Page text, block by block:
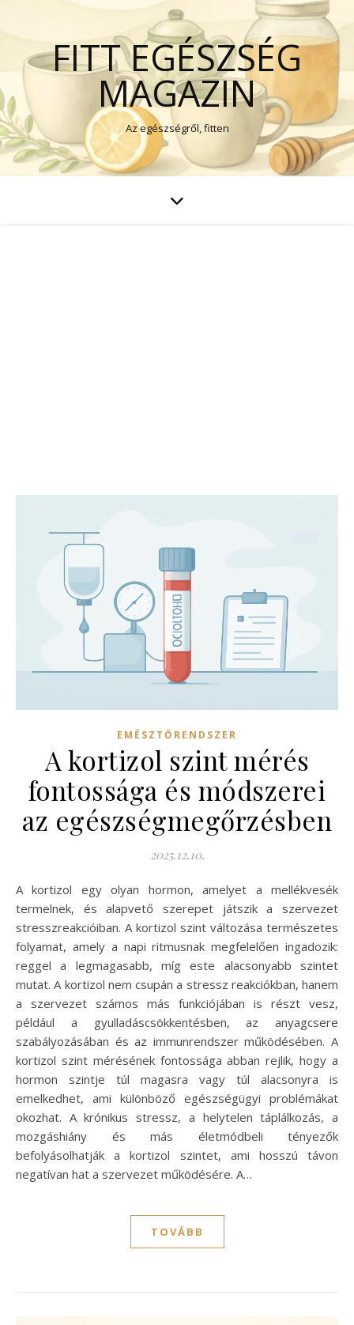
FITT EGÉSZSÉG
MAGAZIN
Az egészségről, fitten
EMÉSZTŐRENDSZER
A kortizol szint mérés
fontossága és módszerei
az egészségmegőrzésben
2025.12.10.
A kortizol egy olyan hormon, amelyet a mellékvesék
termelnek, és alapvető szerepet játszik a szervezet
stresszreakcióiban. A kortizol szint változása természetes
folyamat, amely a napi ritmusnak megfelelően ingadozik:
reggel a legmagasabb, míg este alacsonyabb szintet
mutat. A kortizol nem csupán a stressz reakciókban, hanem
a szervezet számos más funkciójában is részt vesz,
például a gyulladáscsökkentésben, az anyagcsere
szabályozásában és az immunrendszer működésében. A
kortizol szint mérésének fontossága abban rejlik, hogy a
hormon szintje túl magasra vagy túl alacsonyra is
emelkedhet, ami különböző egészségügyi problémákat
okozhat. A krónikus stressz, a helytelen táplálkozás, a
mozgáshiány és más életmódbeli tényezők
befolyásolhatják a kortizol szintet, ami hosszú távon
negatívan hat a szervezet működésére. A…
TOVÁBB